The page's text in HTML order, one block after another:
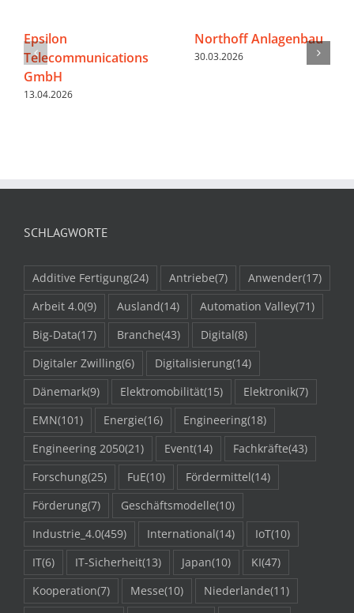
Epsilon
Telecommunications
GmbH
13.04.2026
Northoff Anlagenbau
30.03.2026
SCHLAGWORTE
Additive Fertigung(24) Antriebe(7) Anwender(17)
Arbeit 4.0(9) Ausland(14) Automation Valley(71)
Big-Data(17) Branche(43) Digital(8)
Digitaler Zwilling(6) Digitalisierung(14)
Dänemark(9) Elektromobilität(15) Elektronik(7)
EMN(101) Energie(16) Engineering(18)
Engineering 2050(21) Event(14) Fachkräfte(43)
Forschung(25) FuE(10) Fördermittel(14)
Förderung(7) Geschäftsmodelle(10)
Industrie_4.0(459) International(14) IoT(10)
IT(6) IT-Sicherheit(13) Japan(10) KI(47)
Kooperation(7) Messe(10) Niederlande(11)